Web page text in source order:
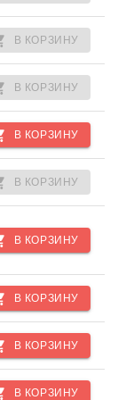
В КОРЗИНУ
В КОРЗИНУ
В КОРЗИНУ
В КОРЗИНУ
В КОРЗИНУ
В КОРЗИНУ
В КОРЗИНУ
В КОРЗИНУ